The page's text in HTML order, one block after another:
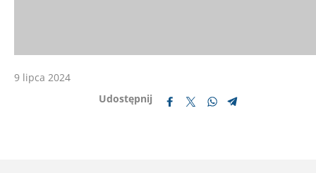
9 lipca 2024
Udostępnij